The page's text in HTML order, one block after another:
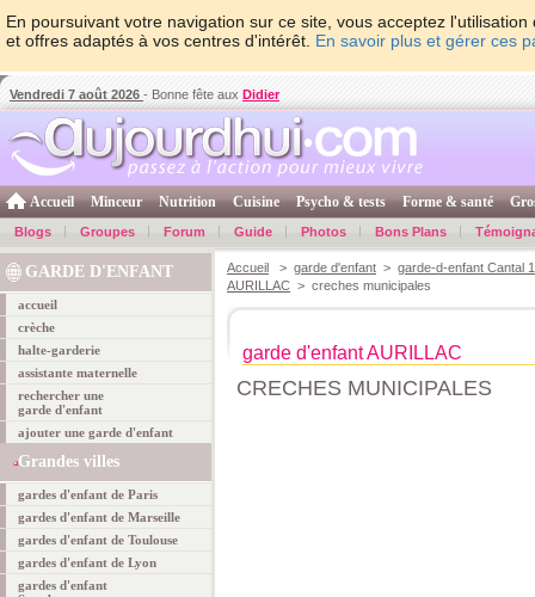
En poursuivant votre navigation sur ce site, vous acceptez
et offres adaptés à vos centres d'intérêt. En savoir plus et gérer ces
Vendredi 7 août 2026 - Bonne fête aux Didier
Accueil Minceur Nutrition Cuisine Psycho & tests Forme & santé
Blogs Groupes Forum Guide Photos Bons Plans
GARDE D'ENFANT
accueil
crèche
halte-garderie
assistante maternelle
rechercher une
garde d'enfant
ajouter une garde d'enfant
Grandes villes
gardes d'enfant de Paris
gardes d'enfant de Marseille
gardes d'enfant de Toulouse
gardes d'enfant de Lyon
gardes d'enfant
Accueil > garde d'enfant > garde-d-enfant Cantal
AURILLAC > creches municipales
garde d'enfant AURILLAC
CRECHES MUNICIPALES